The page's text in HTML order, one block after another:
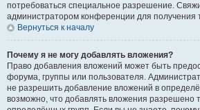
потребоваться специальное разрешение.
администратором конференции для получения
Вернуться к началу
Почему я не могу добавлять вложения?
Право добавления вложений может быть
форума, группы или пользователя.
не разрешить добавление вложений в
возможно, что добавлять вложения разрешено